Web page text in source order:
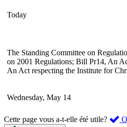
Today
The Standing Committee on
on 2001 Regulations; Bill Pr14, An
An Act respecting the Institute for
Wednesday, May 14
Cette page vous a-t-elle été utile?